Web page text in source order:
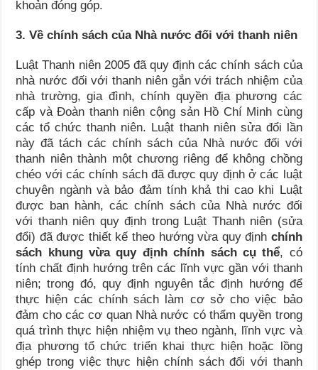
khoản đóng góp.
3. Về chính sách của Nhà nước đối với thanh niên
Luật Thanh niên 2005 đã quy định các chính sách của
nhà nước đối với thanh niên gắn với trách nhiệm của
nhà trường, gia đình, chính quyền địa phương các
cấp và Đoàn thanh niên cộng sản Hồ Chí Minh cùng
các tổ chức thanh niên. Luật thanh niên sửa đổi lần
này đã tách các chính sách của Nhà nước đối với
thanh niên thành một chương riêng để không chồng
chéo với các chính sách đã được quy định ở các luật
chuyên ngành và bảo đảm tính khả thi cao khi Luật
được ban hành, các chính sách của Nhà nước đối
với thanh niên quy định trong Luật Thanh niên (sửa
đổi) đã được thiết kế theo hướng vừa quy định chính
sách khung vừa quy định chính sách cụ thể, có
tính chất định hướng trên các lĩnh vực gần với thanh
niên; trong đó, quy định nguyên tắc định hướng để
thực hiện các chính sách làm cơ sở cho việc bảo
đảm cho các cơ quan Nhà nước có thẩm quyền trong
quá trình thực hiện nhiệm vụ theo ngành, lĩnh vực và
địa phương tổ chức triển khai thực hiện hoặc lồng
ghép trong việc thực hiện chính sách đối với thanh